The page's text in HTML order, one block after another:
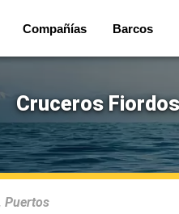
Compañías Barcos
Cruceros